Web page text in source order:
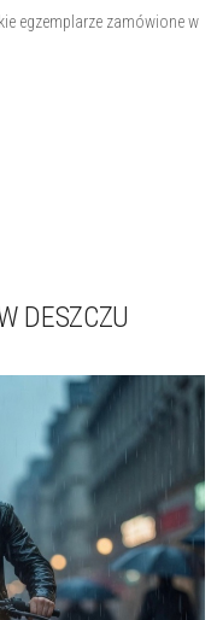
egzemplarze zamówione w
DESZCZU